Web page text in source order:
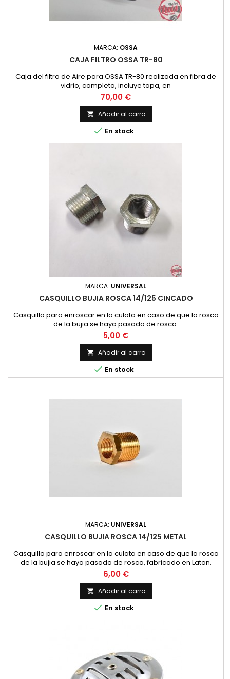
MARCA: OSSA
CAJA FILTRO OSSA TR-80
Caja del filtro de Aire para OSSA TR-80 realizada en fibra de
vidrio, completa, incluye tapa, en
Precio
70,00 €
 Añadir al carro
 En stock
MARCA: UNIVERSAL
CASQUILLO BUJIA ROSCA 14/125 CINCADO
Casquillo para enroscar en la culata en caso de que la rosca
de la bujia se haya pasado de rosca.
Precio
5,00 €
 Añadir al carro
 En stock
MARCA: UNIVERSAL
CASQUILLO BUJIA ROSCA 14/125 METAL
Casquillo para enroscar en la culata en caso de que la rosca
de la bujia se haya pasado de rosca, fabricado en Laton.
Precio
6,00 €
 Añadir al carro
 En stock